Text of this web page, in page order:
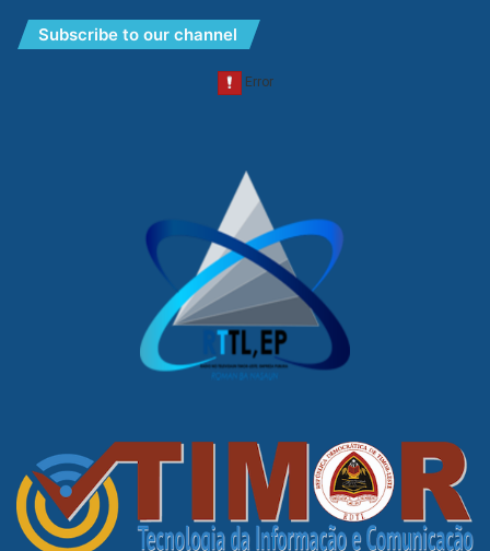
Subscribe to our channel